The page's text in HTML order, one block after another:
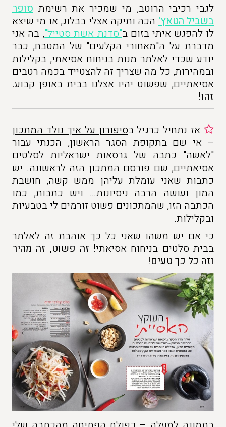
לגבי רכיבי הרוטב, מי שמכיר את רשימת סופר
בשביל הטאץ'הכה ותיקה אצלי בבלוג, או מי שיצא
לו להפגש איתי בזום ב"סדנת אשת סטייל", בה אני
מדברת על ה"מאחורי הקלעים" של המטבח, כבר
יודע שכדי לאלתר מנות בניחוח אסיאתי, בקלילות
ובמהירות, כל מה שצריך זה להצטייד בכמה רטבים
אסיאתיים, שפשוט יהיו אצלנו בבית באופן קבוע.
זהו!
אז נתחיל כרגיל בסיפורון על איך נולד המתכון
– אי שם בתקופת הסגר הראשון, הכנתי עבור
"לאשה" כתבה של גרסאות ישראליות לסלטים
אסיאתיים, שם פורסם המתכון הזה לראשונה. יש
כתבות שאני עומלת עליהן ממש קשה, חושבת
המון ועושה הרבה ניסיונות… ויש כתבות, כמו
הכתבה הזו, שהמתכונים פשוט זורמים לי בטבעיות
ובקלילות.
כי אם יש משהו שאני כל כך אוהבת זה לאלתר
בבית סלטים בניחוח אסיאתי! זה פשוט, זה מהיר
וזה כל כך טעים!